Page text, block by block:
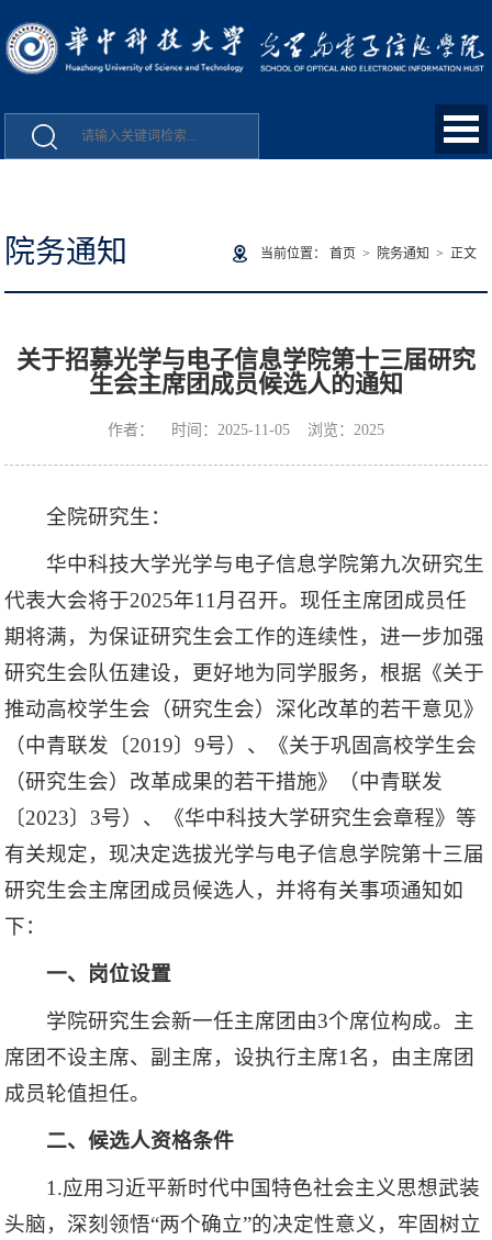
院务通知 当前位置： 首页 > 院务通知 > 正文
关于招募光学与电子信息学院第十三届研究
生会主席团成员候选人的通知
作者： 时间：2025-11-05 浏览： 2025
全院研究生：
华中科技大学光学与电子信息学院第九次研究生
代表大会将于2025年11月召开。现任主席团成员任
期将满，为保证研究生会工作的连续性，进一步加强
研究生会队伍建设，更好地为同学服务，根据《关于
推动高校学生会（研究生会）深化改革的若干意见》
（中青联发〔2019〕9号）、《关于巩固高校学生会
（研究生会）改革成果的若干措施》（中青联发
〔2023〕3号）、《华中科技大学研究生会章程》等
有关规定，现决定选拔光学与电子信息学院第十三届
研究生会主席团成员候选人，并将有关事项通知如
下：
一、岗位设置
学院研究生会新一任主席团由3个席位构成。主
席团不设主席、副主席，设执行主席1名，由主席团
成员轮值担任。
二、候选人资格条件
1.应用习近平新时代中国特色社会主义思想武装
头脑，深刻领悟“两个确立”的决定性意义，牢固树立